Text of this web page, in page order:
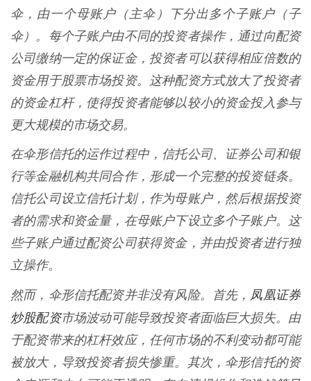
伞，由一个母账户（主伞）下分出多个子账户（子
伞）。每个子账户由不同的投资者操作，通过向配资
公司缴纳一定的保证金，投资者可以获得相应倍数的
资金用于股票市场投资。这种配资方式放大了投资者
的资金杠杆，使得投资者能够以较小的资金投入参与
更大规模的市场交易。
在伞形信托的运作过程中，信托公司、证券公司和银
行等金融机构共同合作，形成一个完整的投资链条。
信托公司设立信托计划，作为母账户，然后根据投资
者的需求和资金量，在母账户下设立多个子账户。这
些子账户通过配资公司获得资金，并由投资者进行独
立操作。
然而，伞形信托配资并非没有风险。首先， 凤凰证券
炒股配资市场波动可能导致投资者面临巨大损失。由
于配资带来的杠杆效应，任何市场的不利变动都可能
被放大，导致投资者损失惨重。其次，伞形信托的资